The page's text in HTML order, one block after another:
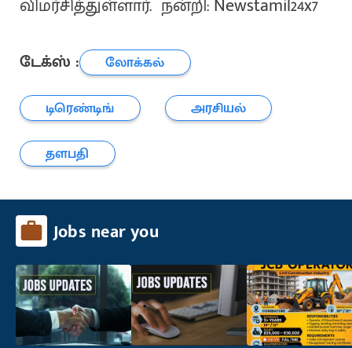
விமர்சித்துள்ளார். நன்றி: Newstamil24x7
டேக்ஸ் :
லோக்கல்
டிரெண்டிங்
அரசியல்
தளபதி
Jobs near you